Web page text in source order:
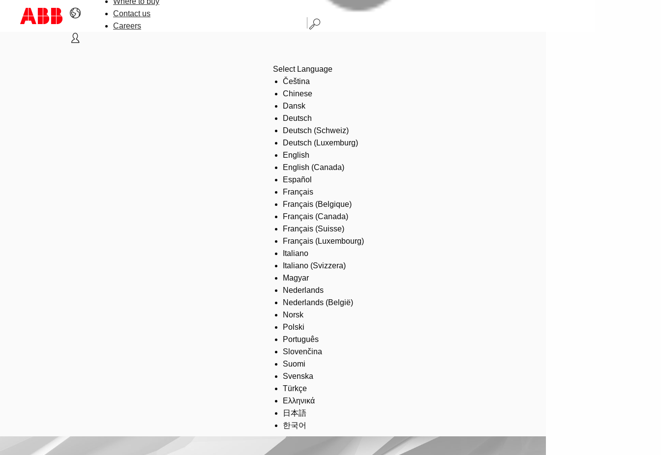
Contact us
Careers
Select Language
Čeština
Chinese
Dansk
Deutsch
Deutsch (Schweiz)
Deutsch (Luxemburg)
English
English (Canada)
Español
Français
Français (Belgique)
Français (Canada)
Français (Suisse)
Français (Luxembourg)
Italiano
Italiano (Svizzera)
Magyar
Nederlands
Nederlands (België)
Norsk
Polski
Português
Slovenčina
Suomi
Svenska
Türkçe
Ελληνικά
日本語
한국어